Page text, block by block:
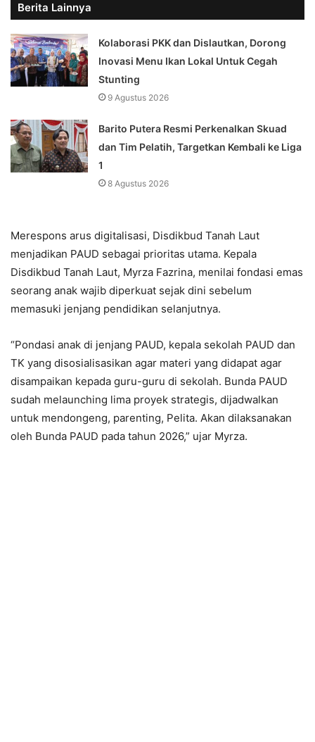
Berita Lainnya
Kolaborasi PKK dan Dislautkan, Dorong
Inovasi Menu Ikan Lokal Untuk Cegah
Stunting
9 Agustus 2026
Barito Putera Resmi Perkenalkan Skuad
dan Tim Pelatih, Targetkan Kembali ke Liga
1
8 Agustus 2026
Merespons arus digitalisasi, Disdikbud Tanah Laut
menjadikan PAUD sebagai prioritas utama. Kepala
Disdikbud Tanah Laut, Myrza Fazrina, menilai fondasi emas
seorang anak wajib diperkuat sejak dini sebelum
memasuki jenjang pendidikan selanjutnya.
“Pondasi anak di jenjang PAUD, kepala sekolah PAUD dan
TK yang disosialisasikan agar materi yang didapat agar
disampaikan kepada guru-guru di sekolah. Bunda PAUD
sudah melaunching lima proyek strategis, dijadwalkan
untuk mendongeng, parenting, Pelita. Akan dilaksanakan
oleh Bunda PAUD pada tahun 2026,” ujar Myrza.